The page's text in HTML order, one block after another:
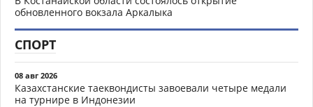
обновленного вокзала Аркалыка
СПОРТ
08 авг 2026
Казахстанские таеквондисты завоевали четыре медали
на турнире в Индонезии